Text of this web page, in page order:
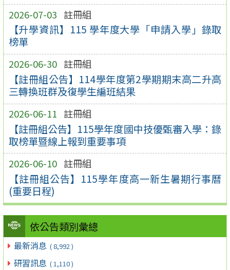
2026-07-03 註冊組
【升學資訊】115 學年度大學「申請入學」錄取
榜單
2026-06-30 註冊組
【註冊組公告】114學年度第2學期期末高二升高
三轉換班群及復學生編班結果
2026-06-11 註冊組
【註冊組公告】115學年度國中技優甄審入學：錄
取榜單暨線上報到重要事項
2026-06-10 註冊組
【註冊組公告】115學年度高一新生暑期行事曆
(重要日程)
依公告類別彙總
最新消息 ( 8,992 )
研習訊息 ( 1,110 )